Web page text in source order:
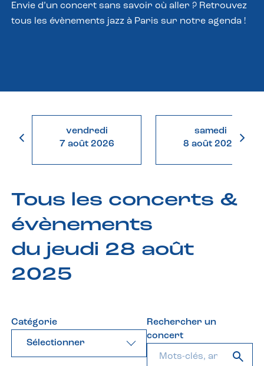
Envie d’un concert sans savoir où aller ? Retrouvez
tous les évènements jazz à Paris sur notre agenda !
vendredi
7 août 2026
samedi
8 août 2026
Tous les concerts &
évènements
du jeudi 28 août
2025
Catégorie
Sélectionner
Rechercher un
concert